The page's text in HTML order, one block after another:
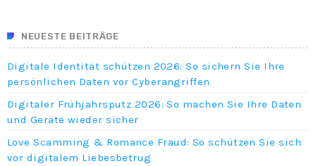
NEUESTE BEITRÄGE
Digitale Identität schützen 2026: So sichern Sie Ihre
persönlichen Daten vor Cyberangriffen
Digitaler Frühjahrsputz 2026: So machen Sie Ihre Daten
und Geräte wieder sicher
Love Scamming & Romance Fraud: So schützen Sie sich
vor digitalem Liebesbetrug